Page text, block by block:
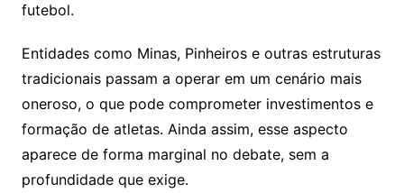
futebol.
Entidades como Minas, Pinheiros e outras estruturas
tradicionais passam a operar em um cenário mais
oneroso, o que pode comprometer investimentos e
formação de atletas. Ainda assim, esse aspecto
aparece de forma marginal no debate, sem a
profundidade que exige.